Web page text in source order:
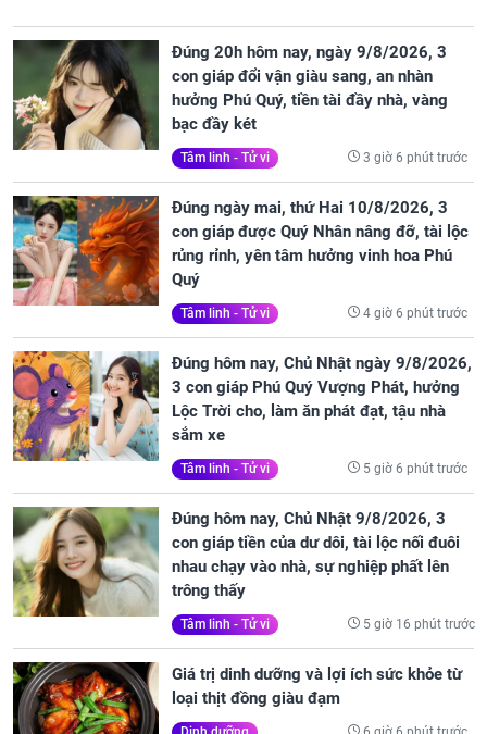
Đúng 20h hôm nay, ngày 9/8/2026, 3
con giáp đổi vận giàu sang, an nhàn
hưởng Phú Quý, tiền tài đầy nhà, vàng
bạc đầy két
Tâm linh - Tử vi 3 giờ 6 phút trước
Đúng ngày mai, thứ Hai 10/8/2026, 3
con giáp được Quý Nhân nâng đỡ, tài lộc
rủng rỉnh, yên tâm hưởng vinh hoa Phú
Quý
Tâm linh - Tử vi 4 giờ 6 phút trước
Đúng hôm nay, Chủ Nhật ngày 9/8/2026,
3 con giáp Phú Quý Vượng Phát, hưởng
Lộc Trời cho, làm ăn phát đạt, tậu nhà
sắm xe
Tâm linh - Tử vi 5 giờ 6 phút trước
Đúng hôm nay, Chủ Nhật 9/8/2026, 3
con giáp tiền của dư dôi, tài lộc nối đuôi
nhau chạy vào nhà, sự nghiệp phất lên
trông thấy
Tâm linh - Tử vi 5 giờ 16 phút trước
Giá trị dinh dưỡng và lợi ích sức khỏe từ
loại thịt đồng giàu đạm